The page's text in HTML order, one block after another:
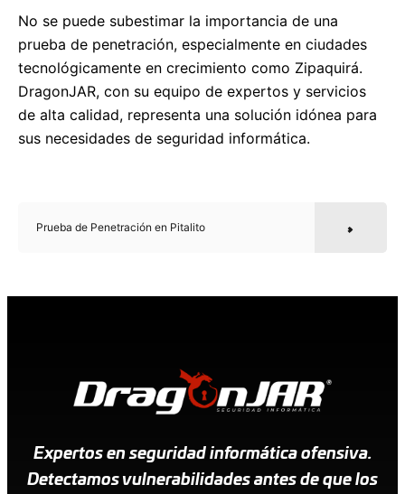
No se puede subestimar la importancia de una
prueba de penetración, especialmente en ciudades
tecnológicamente en crecimiento como Zipaquirá.
DragonJAR, con su equipo de expertos y servicios
de alta calidad, representa una solución idónea para
sus necesidades de seguridad informática.
Prueba de Penetración en Pitalito
Expertos en seguridad informática ofensiva.
Detectamos vulnerabilidades antes de que los